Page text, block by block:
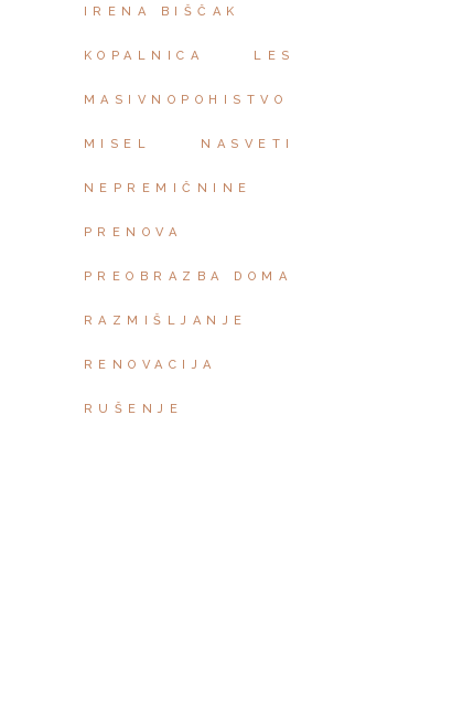
IRENA BIŠČAK
KOPALNICA LES
MASIVNOPOHISTVO
MISEL NASVETI
NEPREMIČNINE
PRENOVA
PREOBRAZBA DOMA
RAZMIŠLJANJE
RENOVACIJA
RUŠENJE